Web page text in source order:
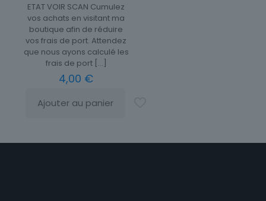
ETAT VOIR SCAN Cumulez
vos achats en visitant ma
boutique afin de réduire
vos frais de port. Attendez
que nous ayons calculé les
frais de port[…]
4,00 €
Ajouter au panier